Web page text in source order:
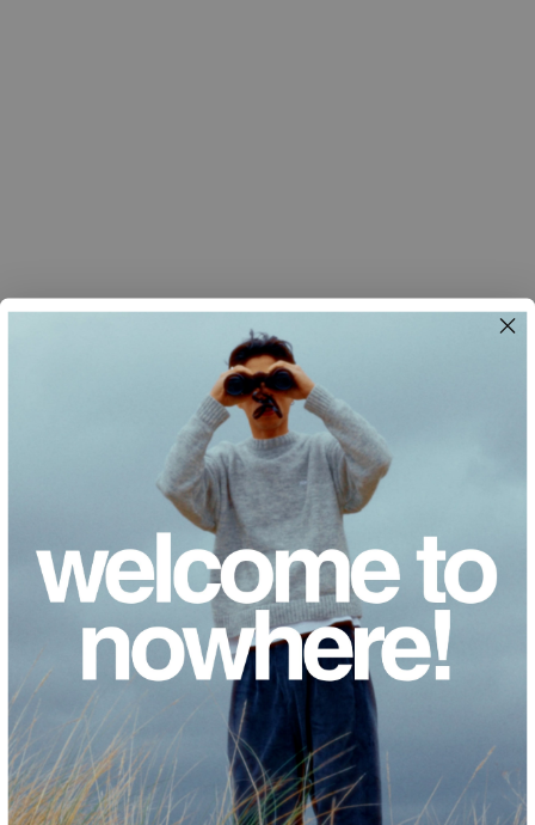
BENEFICIOS DEL CALZADO BAREFOOT.
El calzado barefoot no se trata sólo de zapatillas de deporte de moda:
es un punto de inflexión para tus pies. Piensa en ello como el mejor
amigo de tu pie, ya que promueve una zancada natural y una postura
sólida. Al deshacerse de las limitaciones, le da a tus pies la libertad de
flexionar y fortalecer esos músculos.
Dile adiós a esos molestos dolores en los pies y da la bienvenida a una
zancada más suave. Es como presionar el botón de reinicio en tus pies
y créeme, te lo agradecerán.
VISTO RECIENTEMENTE